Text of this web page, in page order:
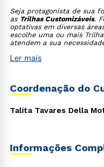
Seja protagonista de sua
as Trilhas Customizáveis.
optativas em diversas
escolhe uma ou mais
atendem a sua
Ler mais
Coordenação do
Talita Tavares Della
Informações
Rápido e fácil